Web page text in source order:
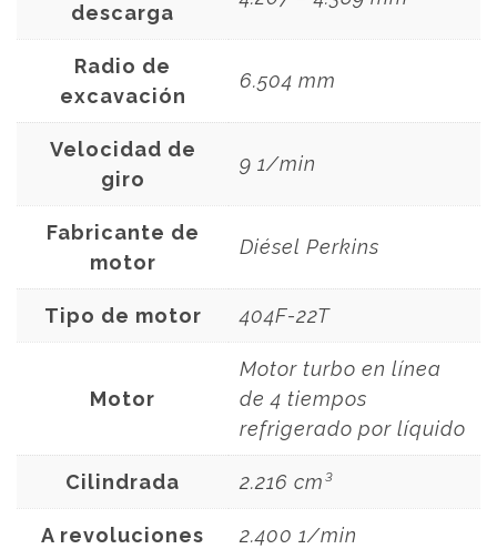
descarga
Radio de
excavación
6.504 mm
Velocidad de
giro
9 1/min
Fabricante de
motor
Diésel Perkins
Tipo de motor 404F-22T
Motor
Motor turbo en línea
de 4 tiempos
refrigerado por líquido
Cilindrada 2.216 cm³
A revoluciones 2.400 1/min